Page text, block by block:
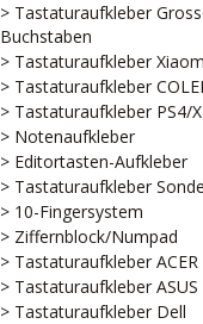
> Tastaturaufkleber
Buchstaben
> Tastaturaufkleber
> Tastaturaufkleber
> Tastaturaufkleber PS4/
> Notenaufkleber
> Editortasten-Aufkleber
> Tastaturaufkleber
> 10-Fingersystem
> Ziffernblock/Numpad
> Tastaturaufkleber ACER
> Tastaturaufkleber ASUS
> Tastaturaufkleber Dell